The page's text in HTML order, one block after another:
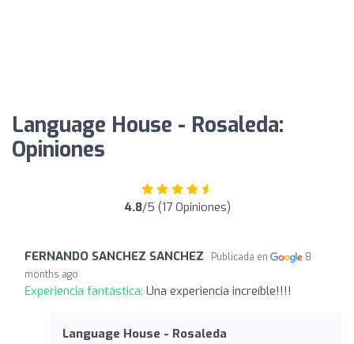
Language House - Rosaleda:
Opiniones
4.8/5 (17 Opiniones)
FERNANDO SANCHEZ SANCHEZ Publicada en
8
months ago
Experiencia fantástica: Una experiencia increíble!!!!
Language House - Rosaleda